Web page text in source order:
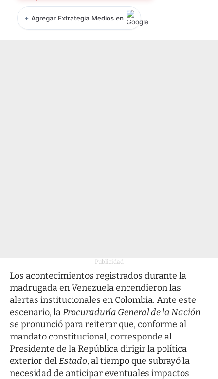
+ Agregar Extrategia Medios en
- Publicidad -
Los acontecimientos registrados durante la
madrugada en Venezuela encendieron las
alertas institucionales en Colombia. Ante este
escenario, laProcuraduría General de la Nación
se pronunció para reiterar que, conforme al
mandato constitucional, corresponde al
Presidente de la República dirigir la política
exterior delEstado, al tiempo que subrayó la
necesidad de anticipar eventuales impactos